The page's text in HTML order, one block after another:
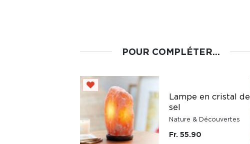
POUR COMPLÉTER...
Lampe en cristal de
sel
Nature & Découvertes
Fr. 55.90